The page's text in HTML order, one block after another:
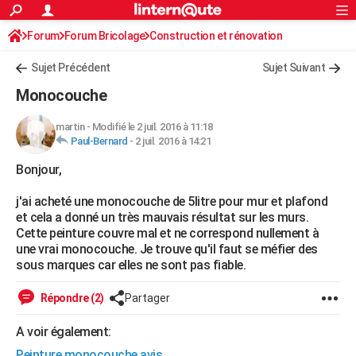
ACTUALITÉS
Politique
Société
Faits Divers
Education
Monde
Villes
+
FINANCE
Retraite
Impôts
Epargne
Immobilier
Risques naturels par ville
Banque
Assurance
Crédit
AUTO
Essais
Réserver un essai
Citadines
Berlines
SUV
Forum auto
+HIGH-TECH
Mobiles
Meilleur smartphone
Internet
Ordinateurs
Jeux vidéo
Guide high-tech
+BRICOLAGE
Forum
Aménagement intérieur
Extérieur
Cuisine
Salle de bains
Jardinage
Rangement
WEEK-END
Guides de France
Week-end nature
Art de vivre
Bien-être
Loisirs
Mode
Modes de vie
Alimentation
Guide de la santé
Maladies
Médicaments
Sommeil
Rechercher
S'inscrire
Connexion
Forum Forum Bricolage Construction et rénovation
Peinture, Vernis, Tapissserie
Sujet Précédent Sujet Suivant
Monocouche
martin- Modifié le 2 juil. 2016 à 11:18
Paul-Bernard - 2 juil. 2016 à 14:21
Bonjour,
j'ai acheté une monocouche de 5litre pour mur et plafond
et cela a donné un très mauvais résultat sur les murs.
Cette peinture couvre mal et ne correspond nullement à
une vrai monocouche. Je trouve qu'il faut se méfier des
sous marques car elles ne sont pas fiable.
Répondre (2) Partager
A voir également: